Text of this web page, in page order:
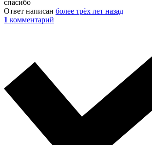
спасибо
Ответ написан более трёх лет назад
1 комментарий